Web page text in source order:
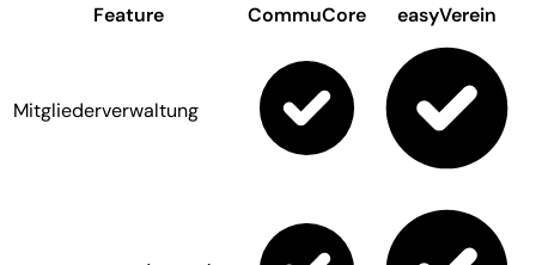
Feature
CommuCore easyVerein
Mitgliederverwaltung